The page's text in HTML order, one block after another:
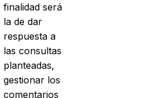
finalidad será
la de dar
respuesta a
las consultas
planteadas,
gestionar los
comentarios